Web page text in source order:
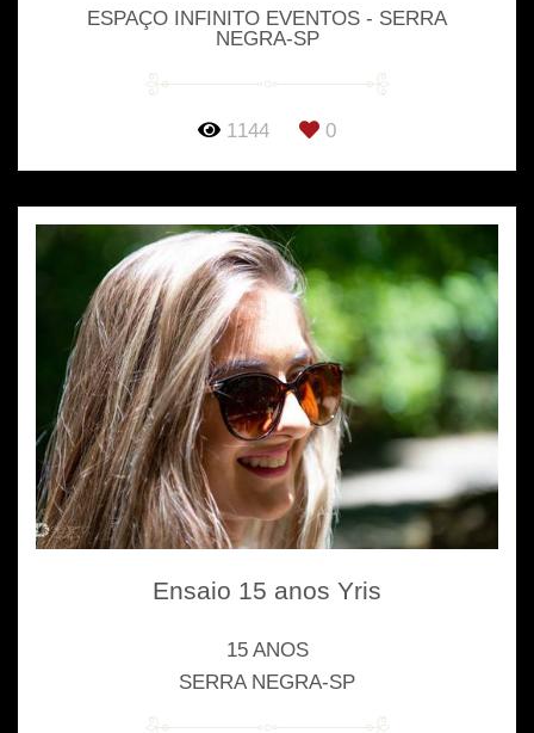
ESPAÇO INFINITO EVENTOS - SERRA
NEGRA-SP
1144 0
Ensaio 15 anos Yris
15 ANOS
SERRA NEGRA-SP